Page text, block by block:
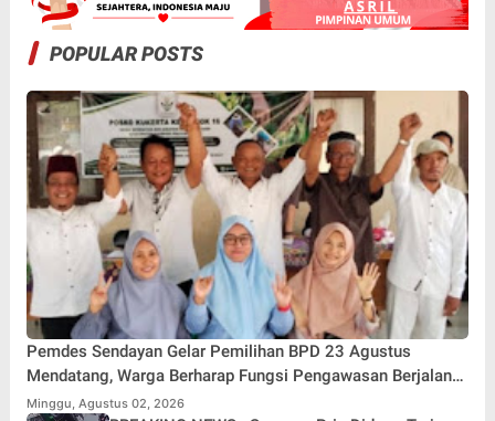
POPULAR POSTS
Pemdes Sendayan Gelar Pemilihan BPD 23 Agustus
Mendatang, Warga Berharap Fungsi Pengawasan Berjalan
Maksimal
Minggu, Agustus 02, 2026